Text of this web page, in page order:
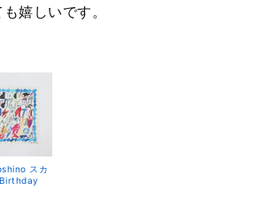
嬉しいです。
スカ